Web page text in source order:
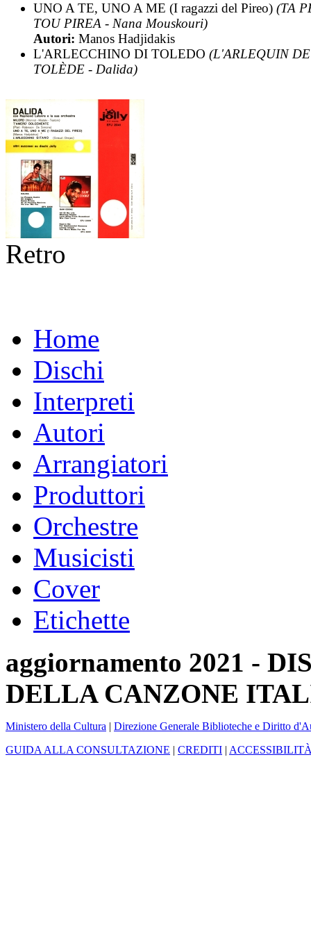
UNO A TE, UNO A ME (I ragazzi del Pireo) (TA
TOU PIREA - Nana Mouskouri)
Autori: Manos Hadjidakis
L'ARLECCHINO DI TOLEDO (L'ARLEQUIN DE
TOLÈDE - Dalida)
Retro
Home
Dischi
Interpreti
Autori
Arrangiatori
Produttori
Orchestre
Musicisti
Cover
Etichette
aggiornamento 2021 -
DELLA CANZONE
Ministero della Cultura | Direzione Generale Biblioteche e Diritto
GUIDA ALLA CONSULTAZIONE | CREDITI |